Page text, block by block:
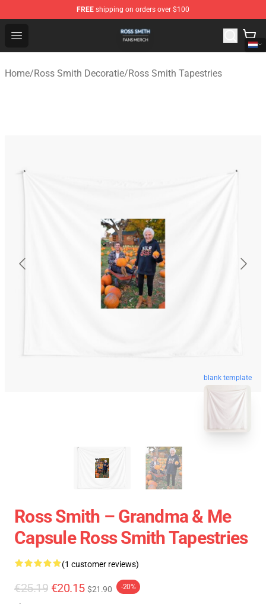
FREE shipping on orders over $100
Open menu
Ross Smith Shop - Official Ross Smith Merchandise
Home/Ross Smith Decoratie/Ross Smith Tapestries
blank template
Ross Smith – Grandma & Me
Capsule Ross Smith Tapestries
(1 customer reviews)
€25.19 €20.15 $21.90 -20%